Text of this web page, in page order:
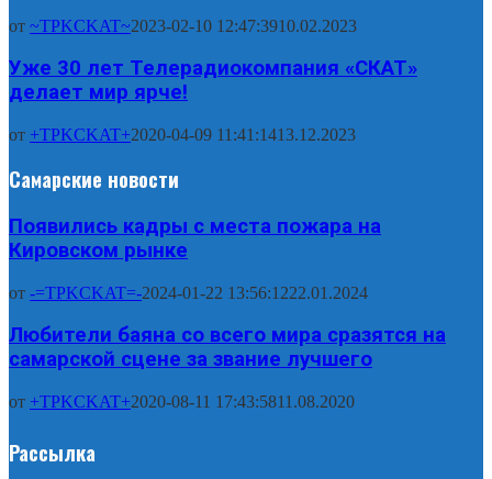
от ~TPKCKAT~2023-02-10 12:47:3910.02.2023
Уже 30 лет Телерадиокомпания «СКАТ»
делает мир ярче!
от +TPKCKAT+2020-04-09 11:41:1413.12.2023
Самарские новости
Появились кадры с места пожара на
Кировском рынке
от -=TPKCKAT=-2024-01-22 13:56:1222.01.2024
Любители баяна со всего мира сразятся на
самарской сцене за звание лучшего
от +TPKCKAT+2020-08-11 17:43:5811.08.2020
Рассылка